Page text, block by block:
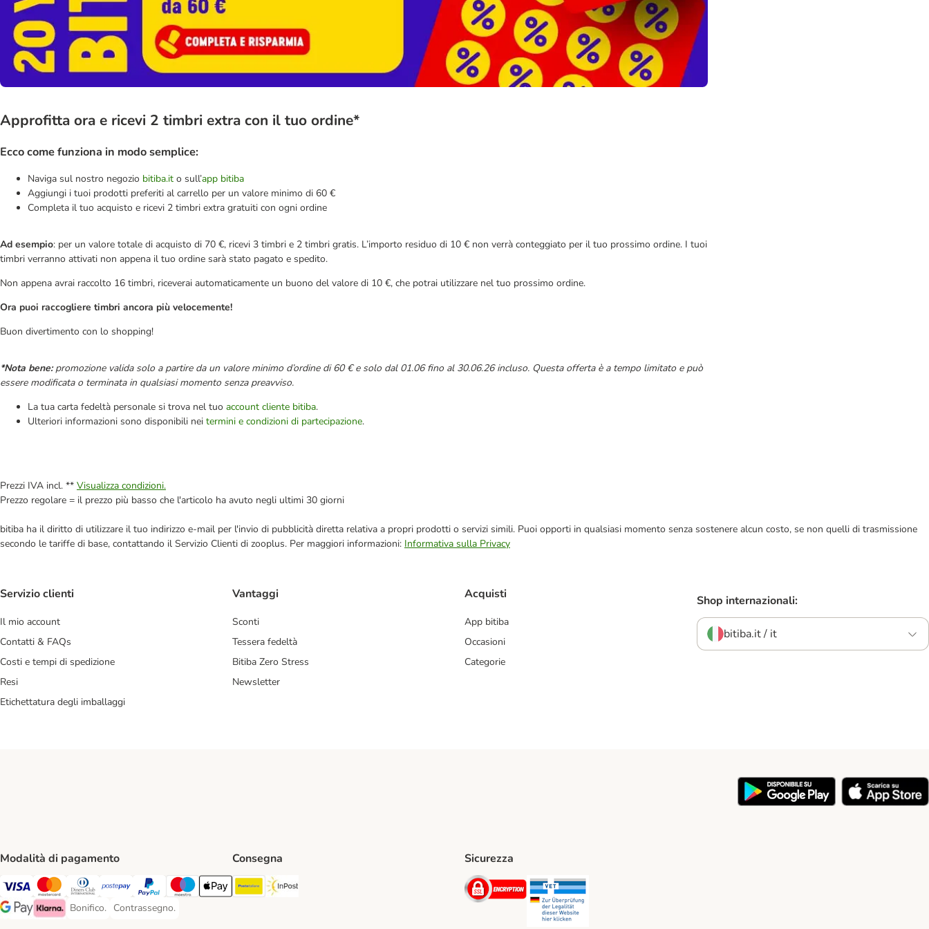
Approfitta ora e ricevi 2 timbri extra con il tuo ordine*
Ecco come funziona in modo semplice:
Naviga sul nostro negozio bitiba.it o sull’app bitiba
Aggiungi i tuoi prodotti preferiti al carrello per un valore minimo di 60 €
Completa il tuo acquisto e ricevi 2 timbri extra gratuiti con ogni ordine
Ad esempio: per un valore totale di acquisto di 70 €, ricevi 3 timbri e 2 timbri gratis. L’importo residuo di 10 € non verrà conteggiato per il tuo prossimo ordine. I tuoi
timbri verranno attivati non appena il tuo ordine sarà stato pagato e spedito.
Non appena avrai raccolto 16 timbri, riceverai automaticamente un buono del valore di 10 €, che potrai utilizzare nel tuo prossimo ordine.
Ora puoi raccogliere timbri ancora più velocemente!
Buon divertimento con lo shopping!
*Nota bene:promozione valida solo a partire da un valore minimo d’ordine di 60 € e solo dal 01.06 fino al 30.06.26 incluso. Questa offerta è a tempo limitato e può
essere modificata o terminata in qualsiasi momento senza preavviso.
La tua carta fedeltà personale si trova nel tuo account cliente bitiba.
Ulteriori informazioni sono disponibili nei termini e condizioni di partecipazione.
Prezzi IVA incl. ** Visualizza condizioni.
Prezzo regolare = il prezzo più basso che l'articolo ha avuto negli ultimi 30 giorni
bitiba ha il diritto di utilizzare il tuo indirizzo e-mail per l'invio di pubblicità diretta relativa a propri prodotti o servizi simili. Puoi opporti in qualsiasi momento senza sostenere alcun costo, se non quelli di trasmissione
secondo le tariffe di base, contattando il Servizio Clienti di zooplus. Per maggiori informazioni: Informativa sulla Privacy
Servizio clienti
Il mio account
Contatti & FAQs
Costi e tempi di spedizione
Resi
Etichettatura degli imballaggi
Vantaggi
Sconti
Tessera fedeltà
Bitiba Zero Stress
Newsletter
Acquisti
App bitiba
Occasioni
Categorie
Shop internazionali:
bitiba.it / it
Modalità di pagamento
Visa. Payment Method
Mastercard. Payment Method
Diners Club. Payment Method
Postepay. Payment Method
PayPal. Payment Method
Maestro. Payment Method
Apple pay. Payment Method
Google Pay Payment Method
Klarna Payment Method
Bonifico.
Bonifico. Payment Method
Contrassegno.
Contrassegno. Payment Method
Consegna
Poste Italiane. Shipping Method
Sicurezza
Security